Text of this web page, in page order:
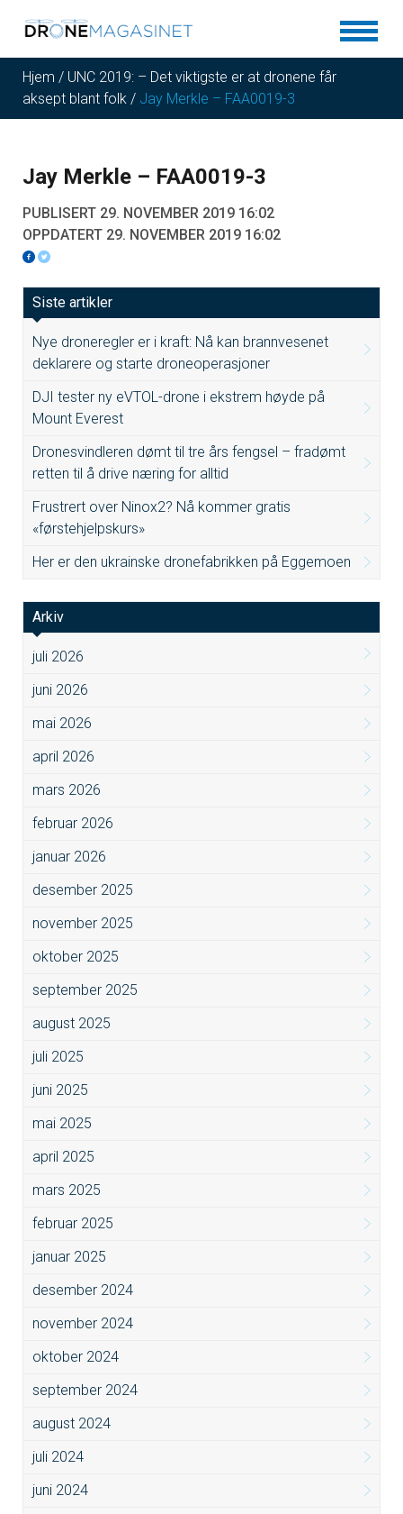
Hjem / UNC 2019: – Det viktigste er at dronene får
aksept blant folk / Jay Merkle – FAA0019-3
Jay Merkle – FAA0019-3
PUBLISERT 29. NOVEMBER 2019 16:02
OPPDATERT 29. NOVEMBER 2019 16:02
Siste artikler
Nye droneregler er i kraft: Nå kan brannvesenet
deklarere og starte droneoperasjoner
DJI tester ny eVTOL-drone i ekstrem høyde på
Mount Everest
Dronesvindleren dømt til tre års fengsel – fradømt
retten til å drive næring for alltid
Frustrert over Ninox2? Nå kommer gratis
«førstehjelpskurs»
Her er den ukrainske dronefabrikken på Eggemoen
Arkiv
juli 2026
juni 2026
mai 2026
april 2026
mars 2026
februar 2026
januar 2026
desember 2025
november 2025
oktober 2025
september 2025
august 2025
juli 2025
juni 2025
mai 2025
april 2025
mars 2025
februar 2025
januar 2025
desember 2024
november 2024
oktober 2024
september 2024
august 2024
juli 2024
juni 2024